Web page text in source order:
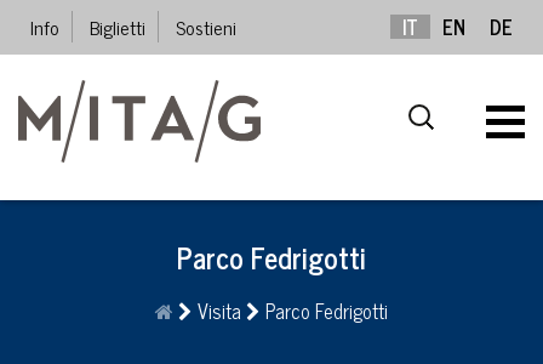
Info Biglietti Sostieni IT EN DE
Parco Fedrigotti
Visita Parco Fedrigotti